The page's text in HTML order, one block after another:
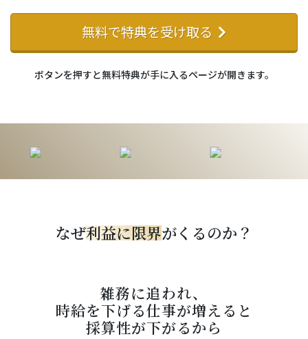
無料で特典を受け取る
ボタンを押すと無料特典が手に入るページが開きます。
なぜ利益に限界がくるのか？
雑務に追われ、
時給を下げる仕事が増えると
採算性が下がるから